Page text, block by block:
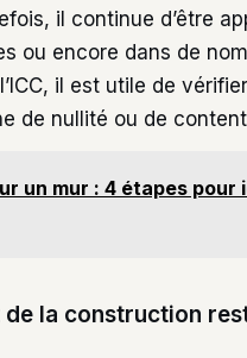
il continue d’être
ou encore dans de
il est utile de
de nullité ou de
un mur : 4 étapes
de la construction